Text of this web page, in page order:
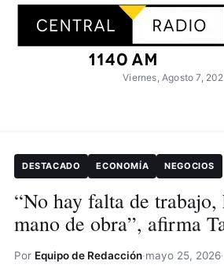
Viernes, Agosto 7,
DESTACADO ECONOMÍA NEGOCIOS
“No hay falta de trabajo,
mano de obra”, afirma
Por Equipo de Redacción·mayo 25, 2026·